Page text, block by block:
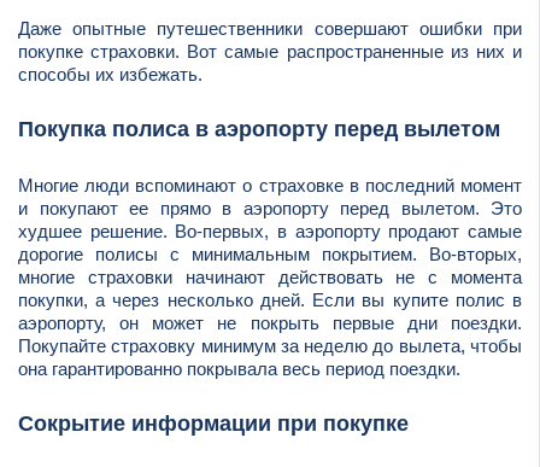
Даже опытные путешественники совершают ошибки при
покупке страховки. Вот самые распространенные из них и
способы их избежать.
Покупка полиса в аэропорту перед вылетом
Многие люди вспоминают о страховке в последний момент
и покупают ее прямо в аэропорту перед вылетом. Это
худшее решение. Во-первых, в аэропорту продают самые
дорогие полисы с минимальным покрытием. Во-вторых,
многие страховки начинают действовать не с момента
покупки, а через несколько дней. Если вы купите полис в
аэропорту, он может не покрыть первые дни поездки.
Покупайте страховку минимум за неделю до вылета, чтобы
она гарантированно покрывала весь период поездки.
Сокрытие информации при покупке